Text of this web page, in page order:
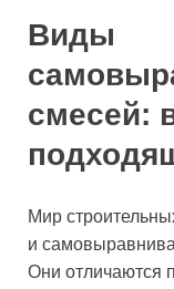
Виды
смесей:
Мир
и
Они отличаются